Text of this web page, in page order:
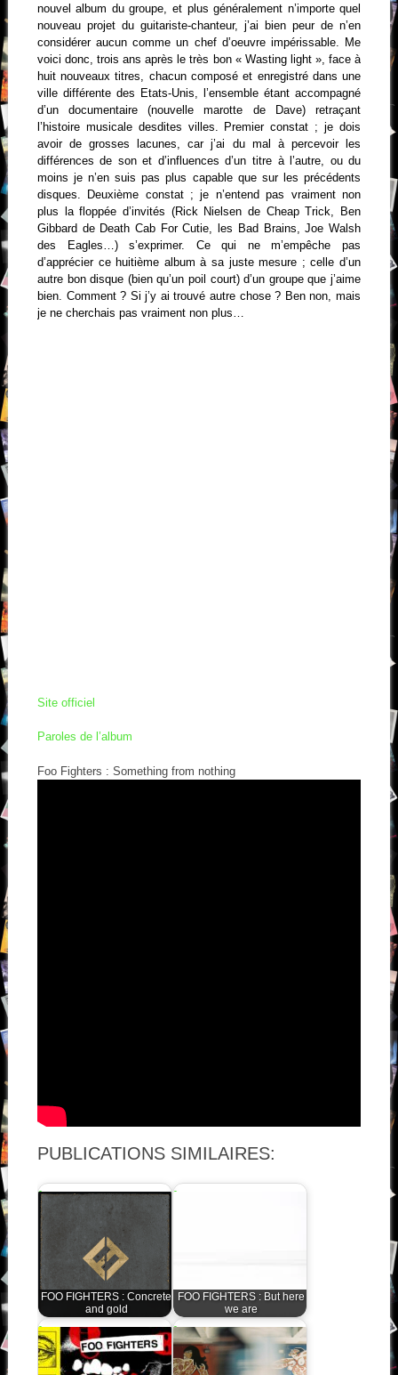
nouvel album du groupe, et plus généralement n’importe quel
nouveau projet du guitariste-chanteur, j’ai bien peur de n’en
considérer aucun comme un chef d’oeuvre impérissable. Me
voici donc, trois ans après le très bon « Wasting light », face à
huit nouveaux titres, chacun composé et enregistré dans une
ville différente des Etats-Unis, l’ensemble étant accompagné
d’un documentaire (nouvelle marotte de Dave) retraçant
l’histoire musicale desdites villes. Premier constat ; je dois
avoir de grosses lacunes, car j’ai du mal à percevoir les
différences de son et d’influences d’un titre à l’autre, ou du
moins je n’en suis pas plus capable que sur les précédents
disques. Deuxième constat ; je n’entend pas vraiment non
plus la floppée d’invités (Rick Nielsen de Cheap Trick, Ben
Gibbard de Death Cab For Cutie, les Bad Brains, Joe Walsh
des Eagles…) s’exprimer. Ce qui ne m’empêche pas
d’apprécier ce huitième album à sa juste mesure ; celle d’un
autre bon disque (bien qu’un poil court) d’un groupe que j’aime
bien. Comment ? Si j’y ai trouvé autre chose ? Ben non, mais
je ne cherchais pas vraiment non plus…
Site officiel
Paroles de l’album
Foo Fighters : Something from nothing
PUBLICATIONS SIMILAIRES:
FOO FIGHTERS : Concrete
and gold
FOO FIGHTERS : But here
we are